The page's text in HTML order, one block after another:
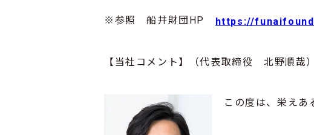
※参照 船井財団HP https://
【当社コメント】（代表取締役 北野順哉）
この度は、栄えあ